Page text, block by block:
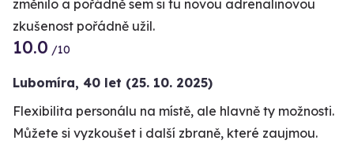
změnilo a pořádně sem si tu novou adrenalinovou
zkušenost pořádně užil.
10.0 /10
Lubomíra, 40 let (25. 10. 2025)
Flexibilita personálu na místě, ale hlavně ty možnosti.
Můžete si vyzkoušet i další zbraně, které zaujmou.